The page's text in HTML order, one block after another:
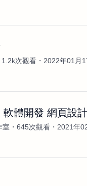
1.2k次觀看 2022年01月
軟體開發 網頁設計
室 645次觀看 2021年